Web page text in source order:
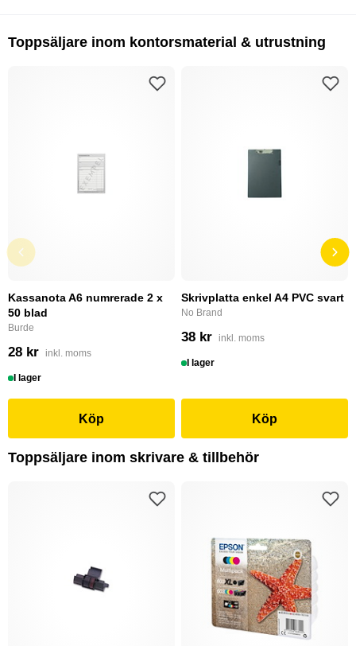
Toppsäljare inom kontorsmaterial & utrustning
Kassanota A6 numrerade 2 x
50 blad
Burde
28 kr inkl. moms
I lager
Köp
Skrivplatta enkel A4 PVC svart
No Brand
38 kr inkl. moms
I lager
Köp
Toppsäljare inom skrivare & tillbehör